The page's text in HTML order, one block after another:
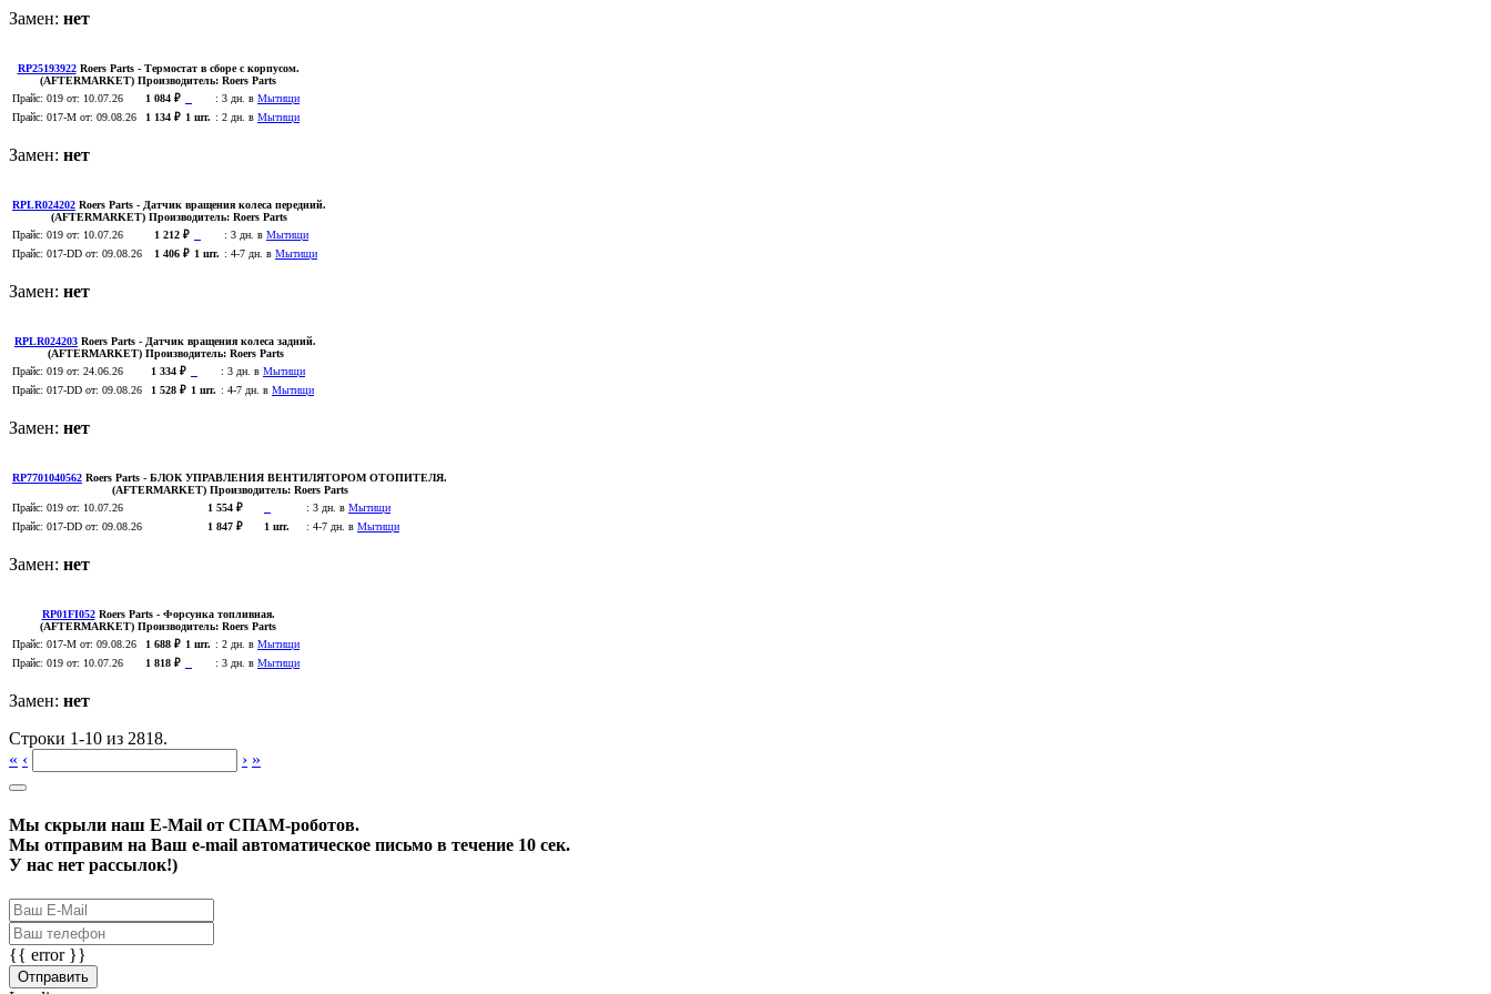
Замен: нет
RP25193922 Roers Parts - Термостат в сборе с корпусом.
(AFTERMARKET) Производитель: Roers Parts
Прайс: 019 от: 10.07.26 1 084 ₽ : 3 дн. в Мытищи
Прайс: 017-M от: 09.08.26 1 134 ₽ 1 шт. : 2 дн. в Мытищи
Замен: нет
RPLR024202 Roers Parts - Датчик вращения колеса передний.
(AFTERMARKET) Производитель: Roers Parts
Прайс: 019 от: 10.07.26 1 212 ₽ : 3 дн. в Мытищи
Прайс: 017-DD от: 09.08.26 1 406 ₽ 1 шт. : 4-7 дн. в Мытищи
Замен: нет
RPLR024203 Roers Parts - Датчик вращения колеса задний.
(AFTERMARKET)Производитель: Roers Parts
Прайс: 019 от: 24.06.26 1 334 ₽ : 3 дн. в Мытищи
Прайс: 017-DD от: 09.08.26 1 528 ₽ 1 шт. : 4-7 дн. в Мытищи
Замен: нет
RP7701040562 Roers Parts - БЛОК УПРАВЛЕНИЯ ВЕНТИЛЯТОРОМ ОТОПИТЕЛЯ.
(AFTERMARKET)Производитель: Roers Parts
Прайс: 019 от: 10.07.26 1 554 ₽ : 3 дн. в Мытищи
Прайс: 017-DD от: 09.08.26 1 847 ₽ 1 шт. : 4-7 дн. в Мытищи
Замен: нет
RP01FI052 Roers Parts - Форсунка топливная.
(AFTERMARKET) Производитель: Roers Parts
Прайс: 017-M от: 09.08.26 1 688 ₽ 1 шт. : 2 дн. в Мытищи
Прайс: 019 от: 10.07.26 1 818 ₽ : 3 дн. в Мытищи
Замен: нет
Строки 1-10 из 2818.
« ‹ › »
Мы скрыли наш E-Mail от СПАМ-роботов.
Мы отправим на Ваш e-mail автоматическое письмо в течение 10 сек.
У нас нет рассылок!)
{{ error }}
Отправить